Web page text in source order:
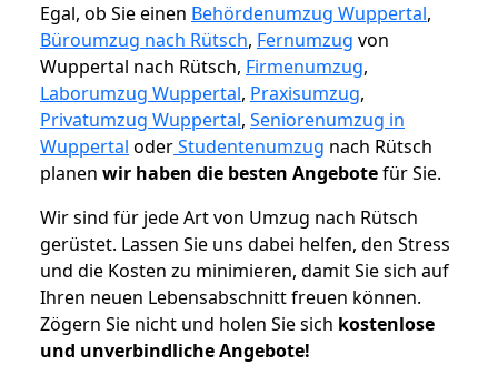
Egal, ob Sie einen Behördenumzug Wuppertal,
Büroumzug nach Rütsch, Fernumzug von
Wuppertal nach Rütsch, Firmenumzug,
Laborumzug Wuppertal, Praxisumzug,
Privatumzug Wuppertal, Seniorenumzug in
Wuppertal oderStudentenumzug nach Rütsch
planen wir haben die besten Angebotefür Sie.
Wir sind für jede Art von Umzug nach Rütsch
gerüstet. Lassen Sie uns dabei helfen, den Stress
und die Kosten zu minimieren, damit Sie sich auf
Ihren neuen Lebensabschnitt freuen können.
Zögern Sie nicht und holen Sie sich kostenlose
und unverbindliche Angebote!